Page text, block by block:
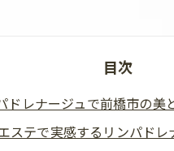
目次
ドレナージュで前橋市の美
ステで実感するリンパド